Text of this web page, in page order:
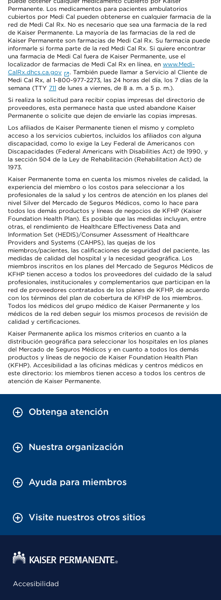
Permanente. Los medicamentos para pacientes ambulatorios
cubiertos por Medi Cal pueden obtenerse en cualquier farmacia de la
red de Medi Cal Rx. No es necesario que sea una farmacia de la red
de Kaiser Permanente. La mayoría de las farmacias de la red de
Kaiser Permanente son farmacias de Medi Cal Rx. Su farmacia puede
informarle si forma parte de la red Medi Cal Rx. Si quiere encontrar
una farmacia de Medi Cal fuera de Kaiser Permanente, use el
localizador de farmacias de Medi Cal Rx en línea, en www.Medi-
CalRx.dhcs.ca.gov
. También puede llamar a Servicio al Cliente de
Medi Cal Rx, al 1-800-977-2273, las 24 horas del día, los 7 días de la
semana (TTY 711 de lunes a viernes, de 8 a. m. a 5 p. m.).
Si realiza la solicitud para recibir copias impresas del directorio de
proveedores, esta permanece hasta que usted abandone Kaiser
Permanente o solicite que dejen de enviarle las copias impresas.
Los afiliados de Kaiser Permanente tienen el mismo y completo
acceso a los servicios cubiertos, incluidos los afiliados con alguna
discapacidad, como lo exige la Ley Federal de Americanos con
Discapacidades (Federal Americans with Disabilities Act) de 1990, y
la sección 504 de la Ley de Rehabilitación (Rehabilitation Act) de
1973.
Kaiser Permanente toma en cuenta los mismos niveles de calidad, la
experiencia del miembro o los costos para seleccionar a los
profesionales de la salud y los centros de atención en los planes del
nivel Silver del Mercado de Seguros Médicos, como lo hace para
todos los demás productos y líneas de negocios de KFHP (Kaiser
Foundation Health Plan). Es posible que las medidas incluyan, entre
otras, el rendimiento de Healthcare Effectiveness Data and
Information Set (HEDIS)/Consumer Assessment of Healthcare
Providers and Systems (CAHPS), las quejas de los
miembros/pacientes, las calificaciones de seguridad del paciente, las
medidas de calidad del hospital y la necesidad geográfica. Los
miembros inscritos en los planes del Mercado de Seguros Médicos de
KFHP tienen acceso a todos los proveedores del cuidado de la salud
profesionales, institucionales y complementarios que participan en la
red de proveedores contratados de los planes de KFHP, de acuerdo
con los términos del plan de cobertura de KFHP de los miembros.
Todos los médicos del grupo médico de Kaiser Permanente y los
médicos de la red deben seguir los mismos procesos de revisión de
calidad y certificaciones.
Kaiser Permanente aplica los mismos criterios en cuanto a la
distribución geográfica para seleccionar los hospitales en los planes
del Mercado de Seguros Médicos y en cuanto a todos los demás
productos y líneas de negocio de Kaiser Foundation Health Plan
(KFHP). Accesibilidad a las oficinas médicas y centros médicos en
este directorio: los miembros tienen acceso a todos los centros de
atención de Kaiser Permanente.
Obtenga atención
Nuestra organización
Ayuda para miembros
Visite nuestros otros sitios
Accesibilidad